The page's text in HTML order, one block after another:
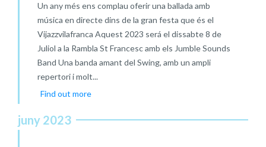
Un any més ens complau oferir una ballada amb
música en directe dins de la gran festa que és el
Vijazzvilafranca Aquest 2023 será el dissabte 8 de
Juliol a la Rambla St Francesc amb els Jumble Sounds
Band Una banda amant del Swing, amb un ampli
repertori i molt...
Find out more
juny 2023